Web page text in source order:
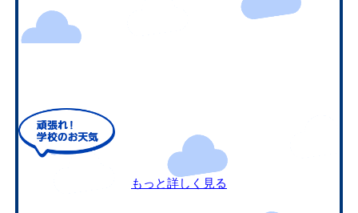
もっと詳しく見る